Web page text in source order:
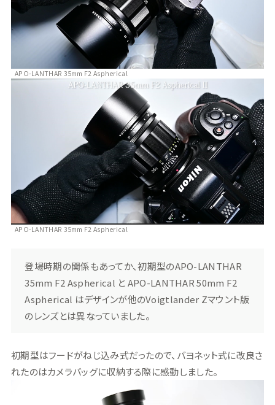
APO-LANTHAR 35mm F2 Aspherical
APO-LANTHAR 35mm F2 Aspherical
登場時期の関係もあってか、初期型のAPO-LANTHAR
35mm F2 Aspherical と APO-LANTHAR 50mm F2
Aspherical はデザインが他のVoigtlander Zマウント版
のレンズとは異なっていました。
初期型はフードがねじ込み式だったので、バヨネット式に改良さ
れたのはカメラバッグに収納する際に感動しました。